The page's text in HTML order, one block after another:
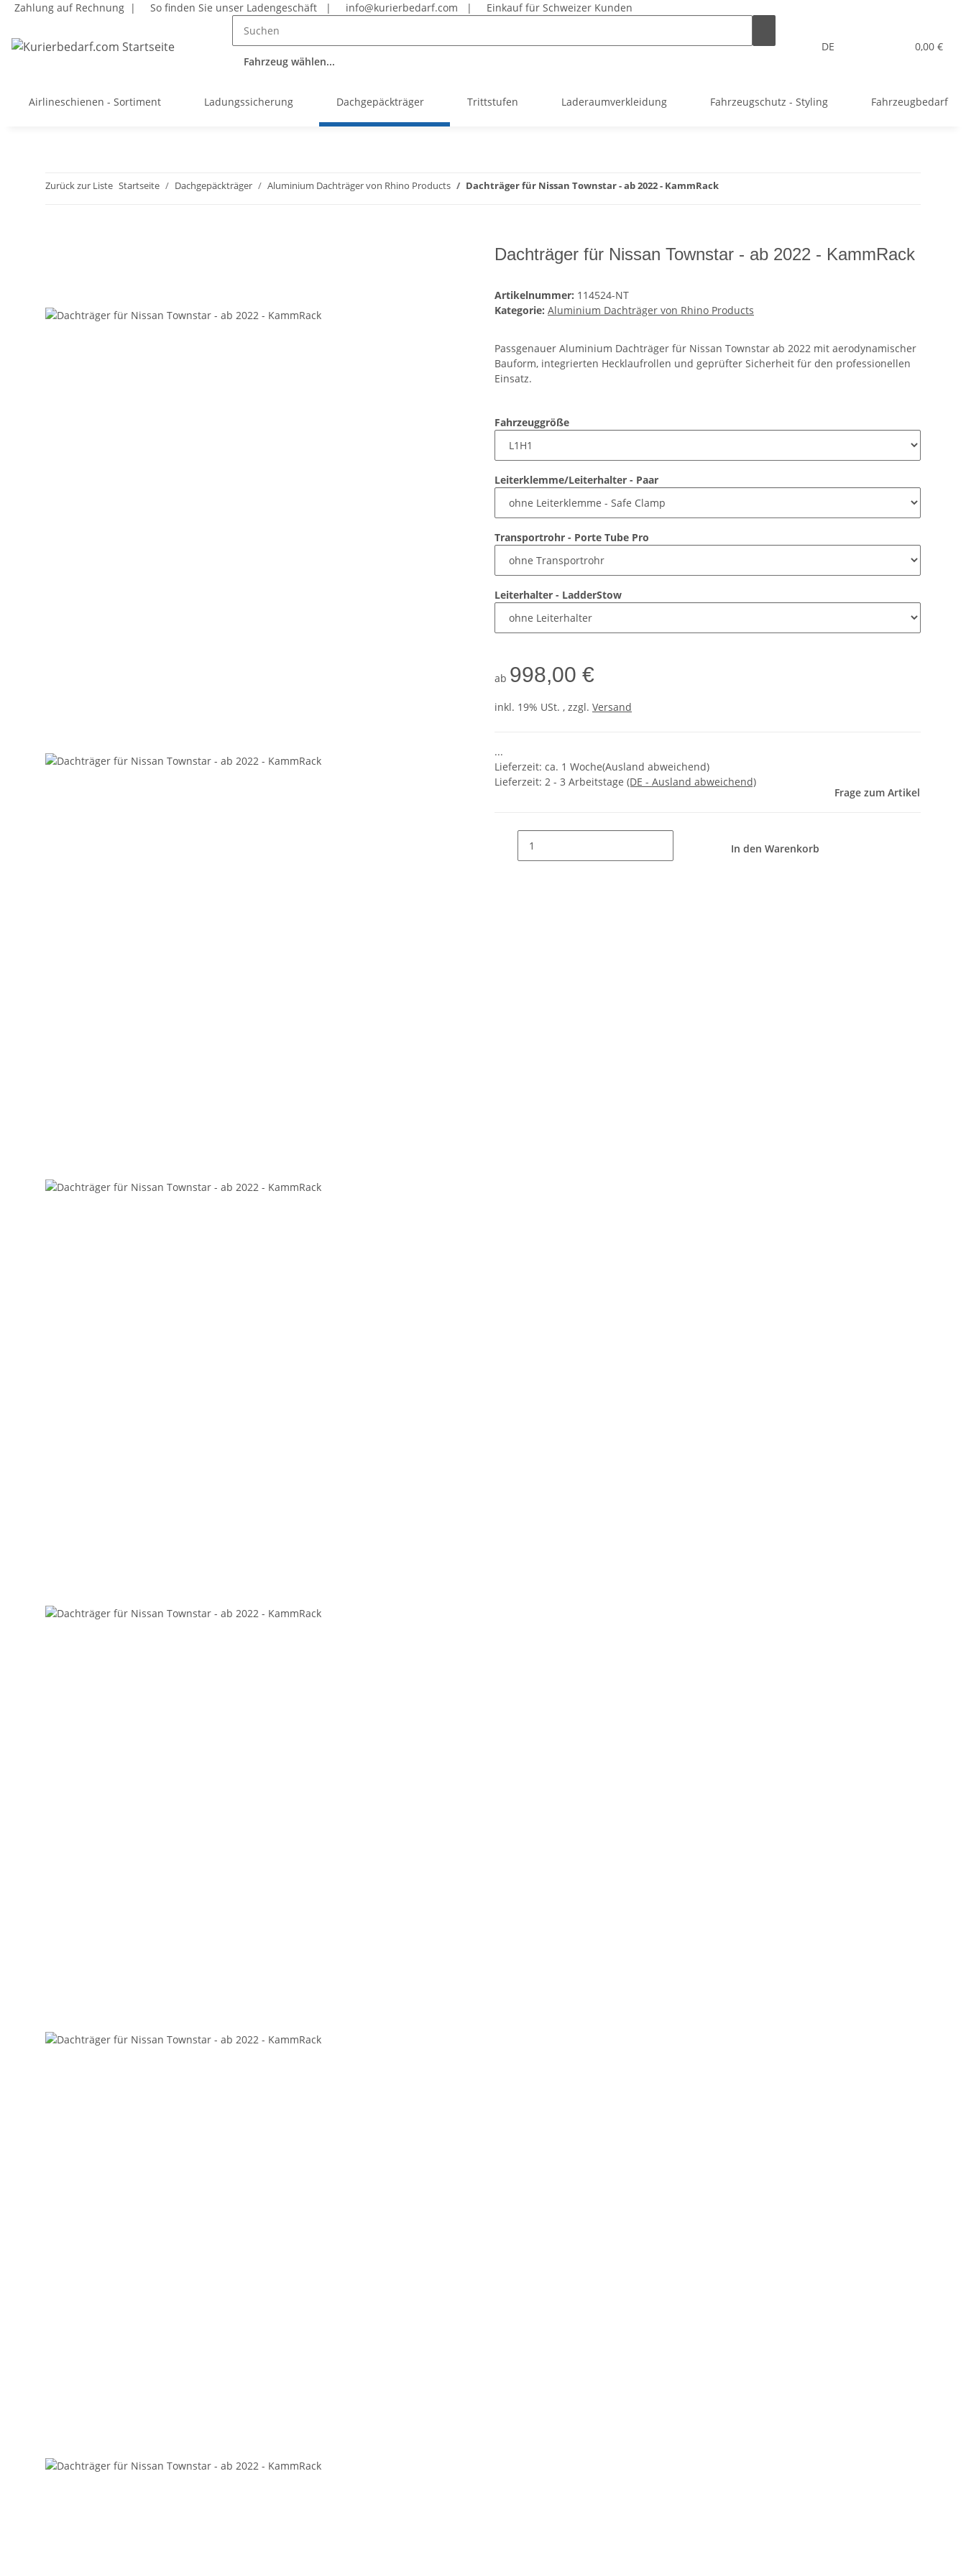
Zahlung auf Rechnung | So finden Sie unser Ladengeschäft | info@kurierbedarf.com | Einkauf für Schweizer Kunden
Fahrzeug wählen...
DE 0,00 €
Airlineschienen - Sortiment Ladungssicherung Dachgepäckträger Trittstufen Laderaumverkleidung Fahrzeugschutz - Styling Fahrzeugbedarf
Zurück zur Liste Startseite Dachgepäckträger Aluminium Dachträger von Rhino Products Dachträger für Nissan Townstar - ab 2022 - KammRack
Dachträger für Nissan Townstar - ab 2022 - KammRack
Artikelnummer: 114524-NT
Kategorie: Aluminium Dachträger von Rhino Products
Passgenauer Aluminium Dachträger für Nissan Townstar ab 2022 mit aerodynamischer
Bauform, integrierten Hecklaufrollen und geprüfter Sicherheit für den professionellen
Einsatz.
Fahrzeuggröße
Leiterklemme/Leiterhalter - Paar
Transportrohr - Porte Tube Pro
Leiterhalter - LadderStow
ab 998,00 €
inkl. 19% USt. , zzgl. Versand
...
Lieferzeit: ca. 1 Woche(Ausland abweichend)
Lieferzeit: 2 - 3 Arbeitstage (DE - Ausland abweichend)
Frage zum Artikel
In den Warenkorb